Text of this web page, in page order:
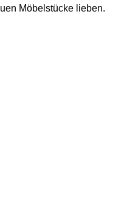
Möbelstücke lieben.